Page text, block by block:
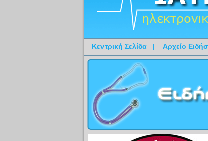
Κεντρική Σελίδα | Αρχείο